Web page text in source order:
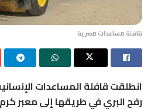
قافلة مساعدات مصرية
انطلقت قافلة المساعدات الإنسانية رقم 185
رفح البريفي طريقها إلىمعبر